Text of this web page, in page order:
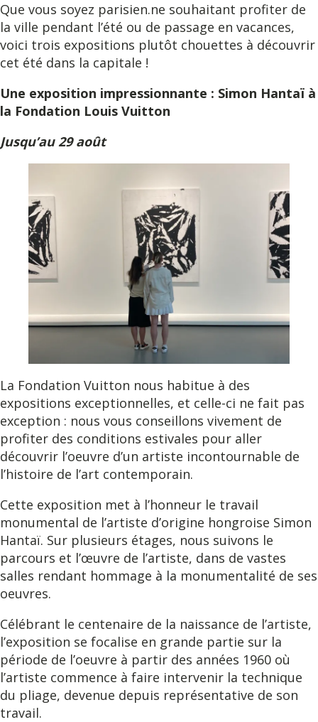
Que vous soyez parisien.ne souhaitant profiter de
la ville pendant l’été ou de passage en vacances,
voici trois expositions plutôt chouettes à découvrir
cet été dans la capitale !
Une exposition impressionnante : Simon Hantaï à
la Fondation Louis Vuitton
Jusqu’au 29 août
La Fondation Vuitton nous habitue à des
expositions exceptionnelles, et celle-ci ne fait pas
exception : nous vous conseillons vivement de
profiter des conditions estivales pour aller
découvrir l’oeuvre d’un artiste incontournable de
l’histoire de l’art contemporain.
Cette exposition met à l’honneur le travail
monumental de l’artiste d’origine hongroise Simon
Hantaï. Sur plusieurs étages, nous suivons le
parcours et l’œuvre de l’artiste, dans de vastes
salles rendant hommage à la monumentalité de ses
oeuvres.
Célébrant le centenaire de la naissance de l’artiste,
l’exposition se focalise en grande partie sur la
période de l’oeuvre à partir des années 1960 où
l’artiste commence à faire intervenir la technique
du pliage, devenue depuis représentative de son
travail.